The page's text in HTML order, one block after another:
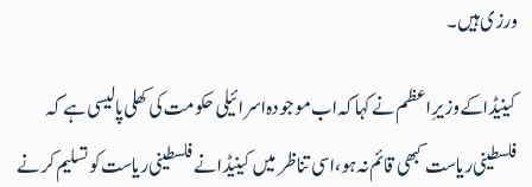
ورزی ہیں۔
کینیڈا کے وزیرِ اعظم نے کہا کہ اب موجودہ اسرائیلی حکومت کی کھلی پالیسی ہے کہ
فلسطینی ریاست کبھی قائم نہ ہو، اسی تناظر میں کینیڈا نے فلسطینی ریاست کو تسلیم کرنے